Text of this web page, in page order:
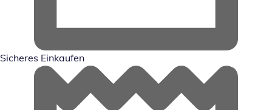
Sicheres Einkaufen